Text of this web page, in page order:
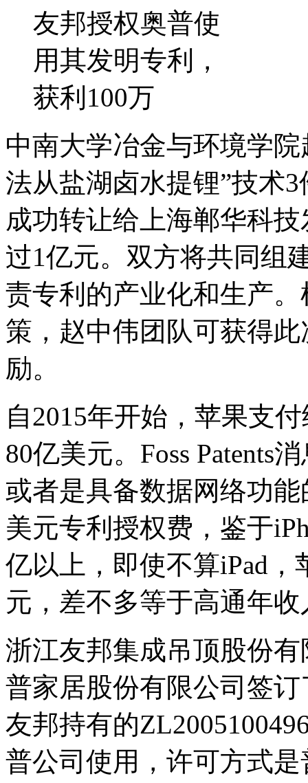
友邦授权奥普使
用其发明专利，
获利100万
中南大学冶金与环境学
法从盐湖卤水提锂”技术
成功转让给上海郸华科
过1亿元。双方将共同组
责专利的产业化和生产
策，赵中伟团队可获得
励。
自2015年开始，苹果支
80亿美元。Foss Patents
或者是具备数据网络功
美元专利授权费，鉴于
亿以上，即使不算iPad
元，差不多等于高通年收
浙江友邦集成吊顶股份
普家居股份有限公司签
友邦持有的
普公司使用，许可方式